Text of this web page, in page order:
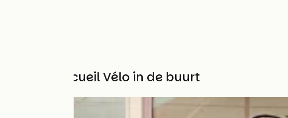
Andere Accueil Vélo in de buurt